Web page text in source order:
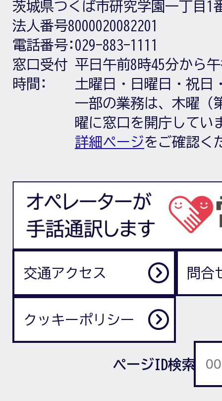
茨城県つくば市研究学園一丁目1
法人番号8000020082201
電話番号: 029-883-1111
窓口受付
時間:
平日午前8時45分から
土曜日・日曜日・祝日
一部の業務は、木曜（
曜に窓口を開庁してい
詳細ページをご確認く
交通アクセス 問合
クッキーポリシー
ページID検索